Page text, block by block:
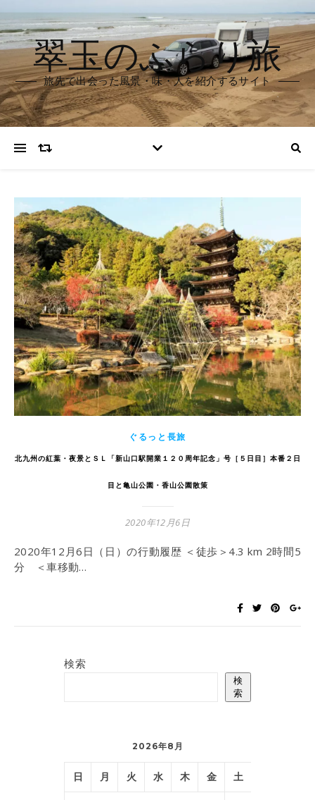
翠玉のふらり旅
旅先で出会った風景・味・人を紹介するサイト
ぐるっと長旅
北九州の紅葉・夜景とＳＬ「新山口駅開業１２０周年記念」号［５日目］本番２日
目と亀山公園・香山公園散策
2020年12月6日
2020年12月6日（日）の行動履歴 ＜徒歩＞4.3 km 2時間5
分 ＜車移動…
検索
検
索
2026年8月
日 月 火 水 木 金 土